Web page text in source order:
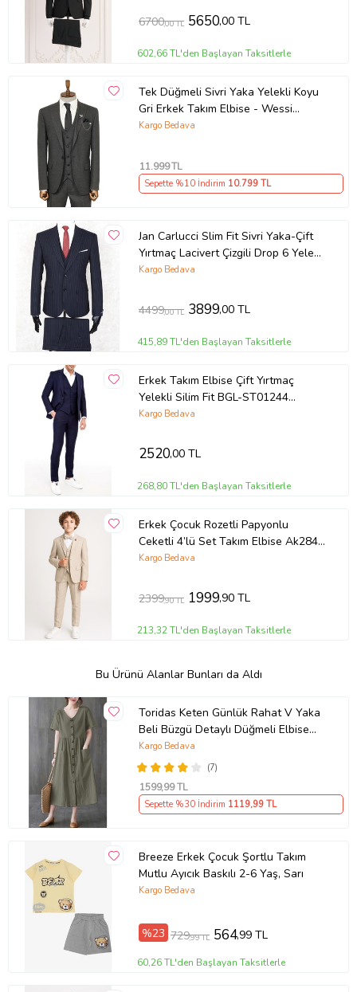
6700,00 TL 5650,00 TL
602,66 TL'den Başlayan Taksitlerle
Tek Düğmeli Sivri Yaka Yelekli Koyu
Gri Erkek Takım Elbise - Wessi
(Antrasit)
Kargo Bedava
11.999TL
Sepette %10 İndirim 10.799TL
Jan Carlucci Slim Fit Sivri Yaka-Çift
Yırtmaç Lacivert Çizgili Drop 6 Yelekli
Takım Elbise
Kargo Bedava
4499,00 TL 3899,00 TL
415,89 TL'den Başlayan Taksitlerle
Erkek Takım Elbise Çift Yırtmaç
Yelekli Silim Fit BGL-ST01244
(Lacivert)
Kargo Bedava
2520,00 TL
268,80 TL'den Başlayan Taksitlerle
Erkek Çocuk Rozetli Papyonlu
Ceketli 4’lü Set Takım Elbise Ak2840
(Bej)
Kargo Bedava
2399,90 TL 1999,90 TL
213,32 TL'den Başlayan Taksitlerle
Bu Ürünü Alanlar Bunları da Aldı
Toridas Keten Günlük Rahat V Yaka
Beli Büzgü Detaylı Düğmeli Elbise
LN04haki3
(7)
Kargo Bedava
1599,99 TL
Sepette %30 İndirim 1119,99 TL
Breeze Erkek Çocuk Şortlu Takım
Mutlu Ayıcık Baskılı 2-6 Yaş, Sarı
Kargo Bedava
%23 729,99 TL 564,99 TL
60,26 TL'den Başlayan Taksitlerle